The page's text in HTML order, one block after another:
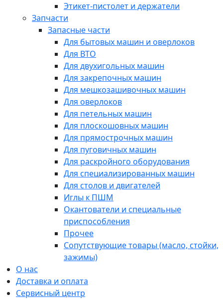
Этикет-пистолет и держатели
Запчасти
Запасные части
Для бытовых машин и оверлоков
Для ВТО
Для двухигольных машин
Для закрепочных машин
Для мешкозашивочных машин
Для оверлоков
Для петельных машин
Для плоскошовных машин
Для прямострочных машин
Для пуговичных машин
Для раскройного оборудования
Для специализированных машин
Для столов и двигателей
Иглы к ПШМ
Окантователи и специальные
приспособления
Прочее
Сопутствующие товары (масло, стойки,
зажимы)
О нас
Доставка и оплата
Сервисный центр